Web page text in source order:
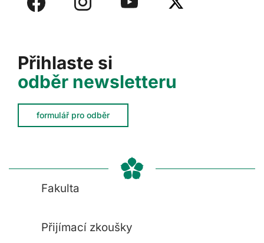
Přihlaste si
odběr newsletteru
formulář pro odběr
Fakulta
Přijímací zkoušky